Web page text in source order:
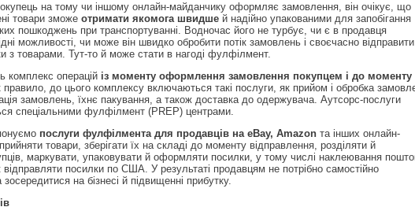
на тому чи іншому онлайн-майданчику оформляє замовлення, він очікує, що
товари зможе отримати якомога швидше й надійно упакованими для запобігання
пошкоджень при транспортуванні. Водночас його не турбує, чи є в продавця
можливості, чи може він швидко обробити потік замовлень і своєчасно відправити
з товарами. Тут-то й може стати в нагоді фулфілмент.
комплекс операцій із моменту оформлення замовлення покупцем і до моменту
до цього комплексу включаються такі послуги, як прийом і обробка
замовлень, їхнє пакування, а також доставка до одержувача. Аутсорс-послуги
спеціальними фулфілмент (PREP) центрами.
послуги фулфілмента для продавців на eBay, Amazon та інших онлайн-
товари, зберігати їх на складі до моменту відправлення, розділяти й
маркувати, упаковувати й оформляти посилки, у тому числі наклеювання
посилки по США. У результаті продавцям не потрібно самостійно
на бізнесі й підвищенні прибутку.